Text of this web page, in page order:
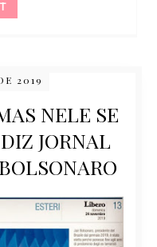
2019
NELE SE
JORNAL